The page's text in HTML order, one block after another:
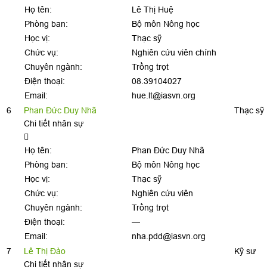
Họ tên:
Lê Thị Huệ
Phòng ban:
Bộ môn Nông học
Học vị:
Thạc sỹ
Chức vụ:
Nghiên cứu viên chính
Chuyên ngành:
Trồng trọt
Điện thoại:
08.39104027
Email:
hue.lt@iasvn.org
6
Phan Đức Duy Nhã
Chi tiết nhân sự
Họ tên:
Phan Đức Duy Nhã
Phòng ban:
Bộ môn Nông học
Học vị:
Thạc sỹ
Chức vụ:
Nghiên cứu viên
Chuyên ngành:
Trồng trọt
Điện thoại:
—
Email:
nha.pdd@iasvn.org
Thạc sỹ
7
Lê Thị Đào
Chi tiết nhân sự
Kỹ sư